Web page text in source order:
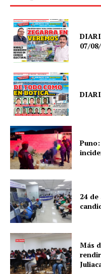
07/
24
Más